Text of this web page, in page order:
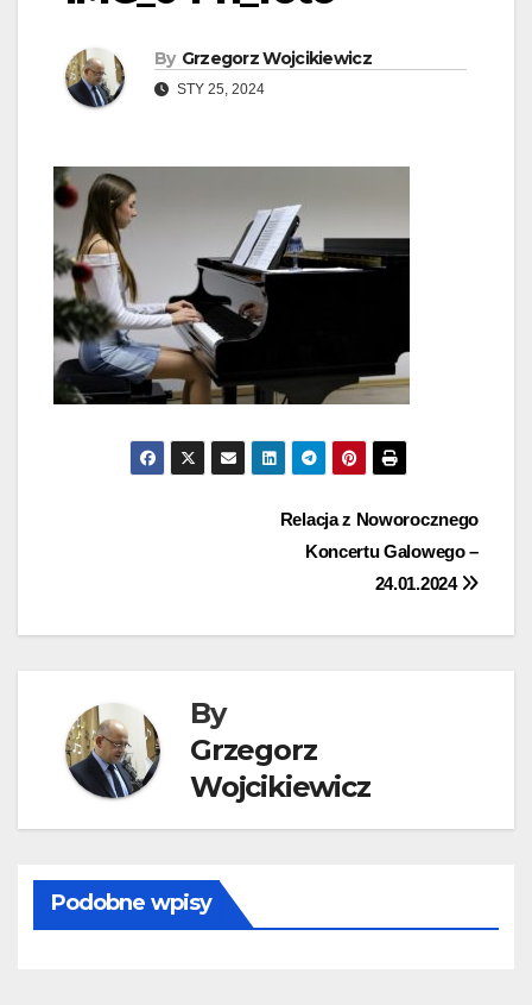
By Grzegorz Wojcikiewicz
STY 25, 2024
Relacja z Noworocznego
Koncertu Galowego –
24.01.2024
By
Grzegorz
Wojcikiewicz
Podobne wpisy